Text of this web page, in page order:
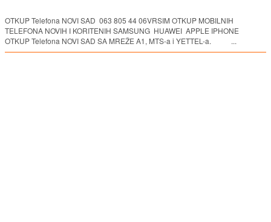
OTKUP Telefona NOVI SAD 063 805 44 06VRSIM OTKUP MOBILNIH
TELEFONA NOVIH I KORITENIH SAMSUNG HUAWEI APPLE IPHONE
OTKUP Telefona NOVI SAD SA MREŽE A1, MTS-a i YETTEL-a. ...